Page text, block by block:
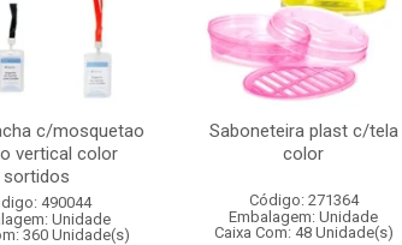
c/mosquetao
vertical color
sortidos
490044
Unidade
360 Unidade(s)
Saboneteira plast c/tela
color
Código: 271364
Embalagem: Unidade
Caixa Com: 48 Unidade(s)